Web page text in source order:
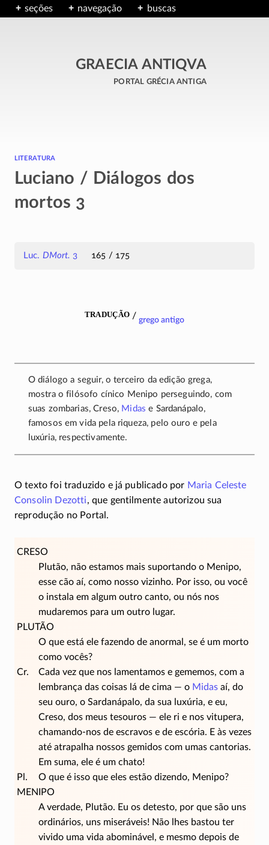
seções navegação buscas
GRAECIA ANTIQVA
portal grécia antiga
literatura
Luciano / Diálogos dos
mortos 3
Luc. DMort. 3 165 / 175
tradução / grego antigo
O diálogo a seguir, o terceiro da edição grega,
mostra o filósofo cínico Menipo perseguindo, com
suas zombarias, Creso, Midas e Sardanápalo,
famosos em vida pela riqueza, pelo ouro e pela
luxúria, respectivamente.
O texto foi traduzido e já publicado por Maria Celeste
Consolin Dezotti, que gentilmente autorizou sua
reprodução no Portal.
CRESO
Plutão, não estamos mais suportando o Menipo,
esse cão aí, como nosso vizinho. Por isso, ou você
o instala em algum outro canto, ou nós nos
mudaremos para um outro lugar.
PLUTÃO
O que está ele fazendo de anormal, se é um morto
como vocês?
Cr.
Cada vez que nos lamentamos e gememos, com a
lembrança das coisas lá de cima — o Midas aí, do
seu ouro, o Sardanápalo, da sua luxúria, e eu,
Creso, dos meus tesouros — ele ri e nos vitupera,
chamando-nos de escravos e de escória. E às vezes
até atrapalha nossos gemidos com umas cantorias.
Em suma, ele é um chato!
Pl.
O que é isso que eles estão dizendo, Menipo?
MENIPO
A verdade, Plutão. Eu os detesto, por que são uns
ordinários, uns miseráveis! Não lhes bastou ter
vivido uma vida abominável, e mesmo depois de